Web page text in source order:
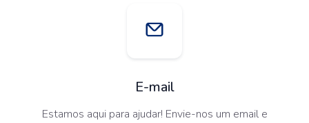
E-mail
Estamos aqui para ajudar! Envie-nos um email e